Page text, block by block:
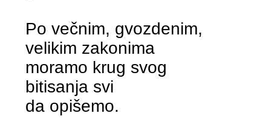
Po večnim, gvozdenim,
velikim zakonima
moramo krug svog
bitisanja svi
da opišemo.